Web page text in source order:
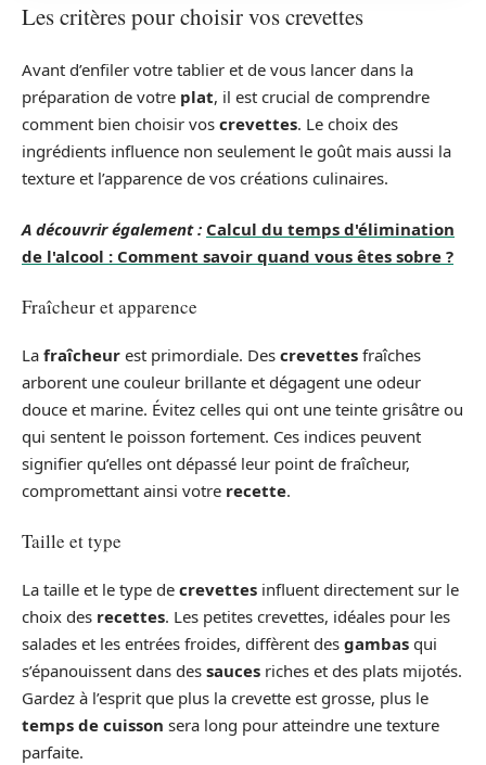
Les critères pour choisir vos crevettes
Avant d’enfiler votre tablier et de vous lancer dans la
préparation de votre plat, il est crucial de comprendre
comment bien choisir vos crevettes. Le choix des
ingrédients influence non seulement le goût mais aussi la
texture et l’apparence de vos créations culinaires.
A découvrir également : Calcul du temps d'élimination
de l'alcool : Comment savoir quand vous êtes sobre ?
Fraîcheur et apparence
La fraîcheur est primordiale. Des crevettes fraîches
arborent une couleur brillante et dégagent une odeur
douce et marine. Évitez celles qui ont une teinte grisâtre ou
qui sentent le poisson fortement. Ces indices peuvent
signifier qu’elles ont dépassé leur point de fraîcheur,
compromettant ainsi votre recette.
Taille et type
La taille et le type de crevettes influent directement sur le
choix des recettes. Les petites crevettes, idéales pour les
salades et les entrées froides, diffèrent des gambas qui
s’épanouissent dans des sauces riches et des plats mijotés.
Gardez à l’esprit que plus la crevette est grosse, plus le
temps de cuisson sera long pour atteindre une texture
parfaite.